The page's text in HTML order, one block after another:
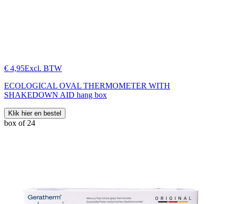
€ 4,95Excl. BTW
ECOLOGICAL OVAL THERMOMETER WITH
SHAKEDOWN AID hang box
Klik hier en bestel
box of 24